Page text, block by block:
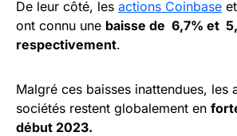
De leur côté, les actions Coinbase
ont connu une baisse de 6,7% et
respectivement.
Malgré ces baisses inattendues, les
sociétés restent globalement en
début 2023.